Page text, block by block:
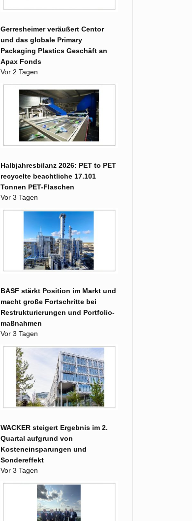
Gerresheimer veräußert Centor
und das globale Primary
Packaging Plastics Geschäft an
Apax Fonds
Vor 2 Tagen
Halbjahresbilanz 2026: PET to PET
recycelte beachtliche 17.101
Tonnen PET-Flaschen
Vor 3 Tagen
BASF stärkt Position im Markt und
macht große Fort­schritte bei
Restruk­turierungen und Portfolio­
maß­nahmen
Vor 3 Tagen
WACKER steigert Ergebnis im 2.
Quartal aufgrund von
Kosteneinsparungen und
Sondereffekt
Vor 3 Tagen